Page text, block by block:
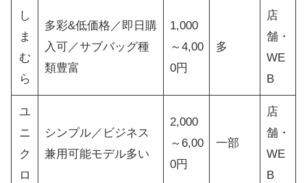
し
ま
む
ら
多彩&低価格／即日購
入可／サブバッグ種
類豊富
1,000
～4,00
0円
多
店
舗・
WE
B
ユ
ニ
ク
ロ
シンプル／ビジネス
兼用可能モデル多い
2,000
～6,00
0円
一部
店
舗・
WE
B